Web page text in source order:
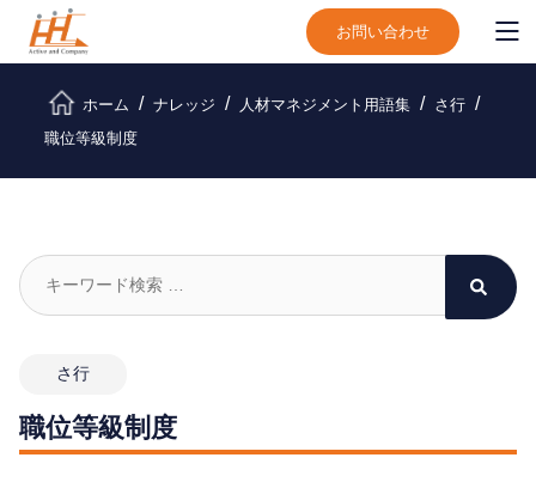
お問い合わせ
ホーム ナレッジ 人材マネジメント用語集
さ行
職位等級制度
さ行
職位等級制度